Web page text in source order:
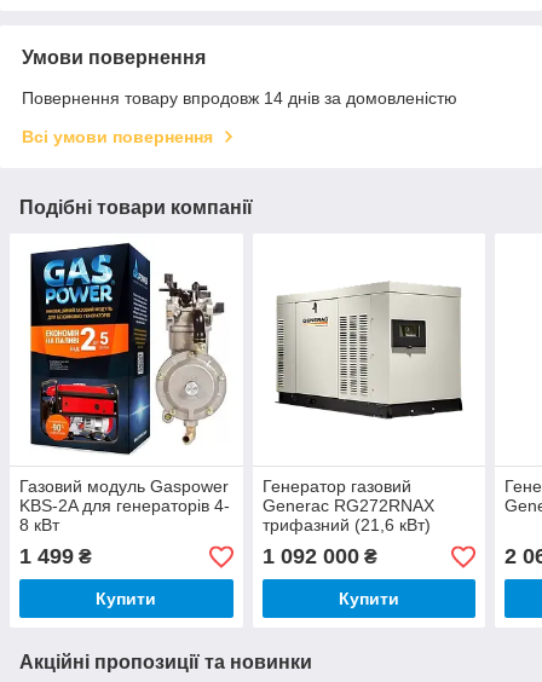
Умови повернення
Повернення товару впродовж 14 днів за домовленістю
Всі умови повернення
Подібні товари компанії
Газовий модуль Gaspower
KBS-2A для генераторів 4-
8 кВт
1 499 ₴
Купити
Генератор газовий
Generac RG272RNAX
трифазний (21,6 кВт)
1 092 000₴
Купити
2
Акційні пропозиції та новинки